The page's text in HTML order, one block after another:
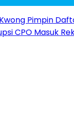
Pimpin
CPO Masuk